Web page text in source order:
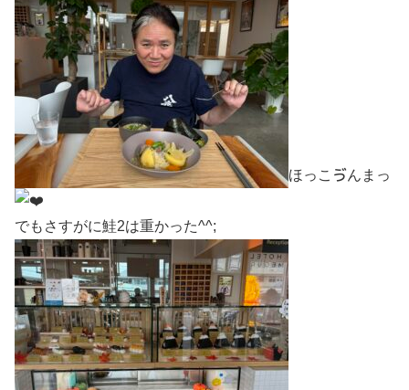
ほっこゔんまっ
でもさすがに鮭2は重かった^^;